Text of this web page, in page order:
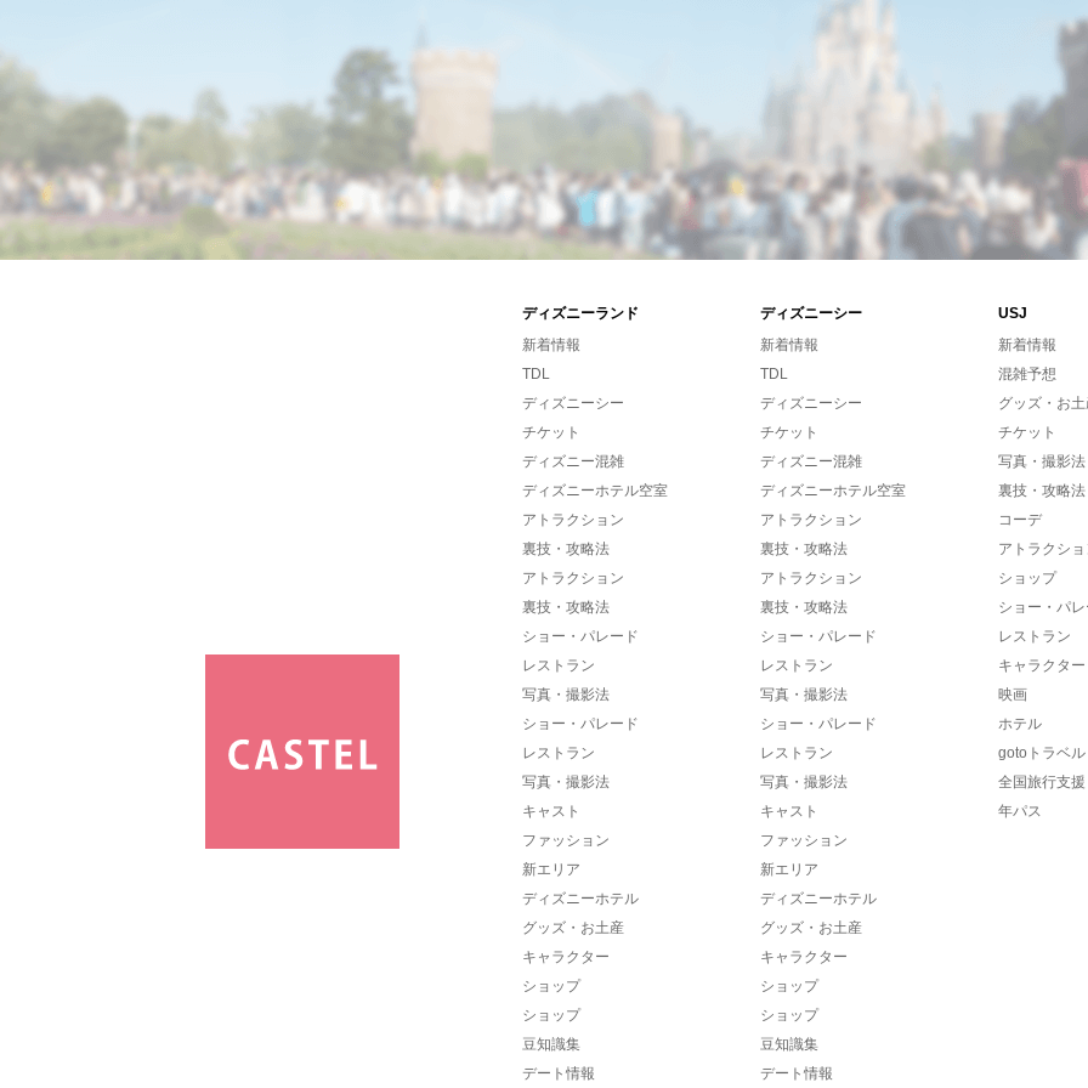
ディズニーランド ディズニーシー
USJ
新着情報
TDL
ディズニーシー
チケット
ディズニー混雑
ディズニーホテル空室
アトラクション
裏技・攻略法
アトラクション
裏技・攻略法
ショー・パレード
レストラン
写真・撮影法
ショー・パレード
レストラン
写真・撮影法
キャスト
ファッション
新エリア
ディズニーホテル
グッズ・お土産
キャラクター
ショップ
ショップ
豆知識集
デート情報
新着情報
TDL
ディズニーシー
チケット
ディズニー混雑
ディズニーホテル空室
アトラクション
裏技・攻略法
アトラクション
裏技・攻略法
ショー・パレード
レストラン
写真・撮影法
ショー・パレード
レストラン
写真・撮影法
キャスト
ファッション
新エリア
ディズニーホテル
グッズ・お土産
キャラクター
ショップ
ショップ
豆知識集
デート情報
新着情報
混雑予想
グッズ・お
チケット
写真・撮影法
裏技・攻略法
コーデ
アトラクシ
ショップ
ショー・パ
レストラン
キャラクター
映画
ホテル
gotoトラベル
全国旅行支援
年パス